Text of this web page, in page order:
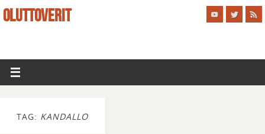
OLUTTOVERIT
TAG: KANDALLO